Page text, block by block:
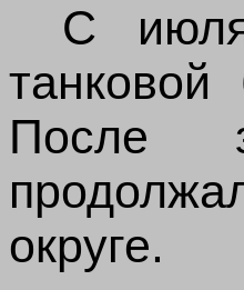
С
танковой
После
округе.